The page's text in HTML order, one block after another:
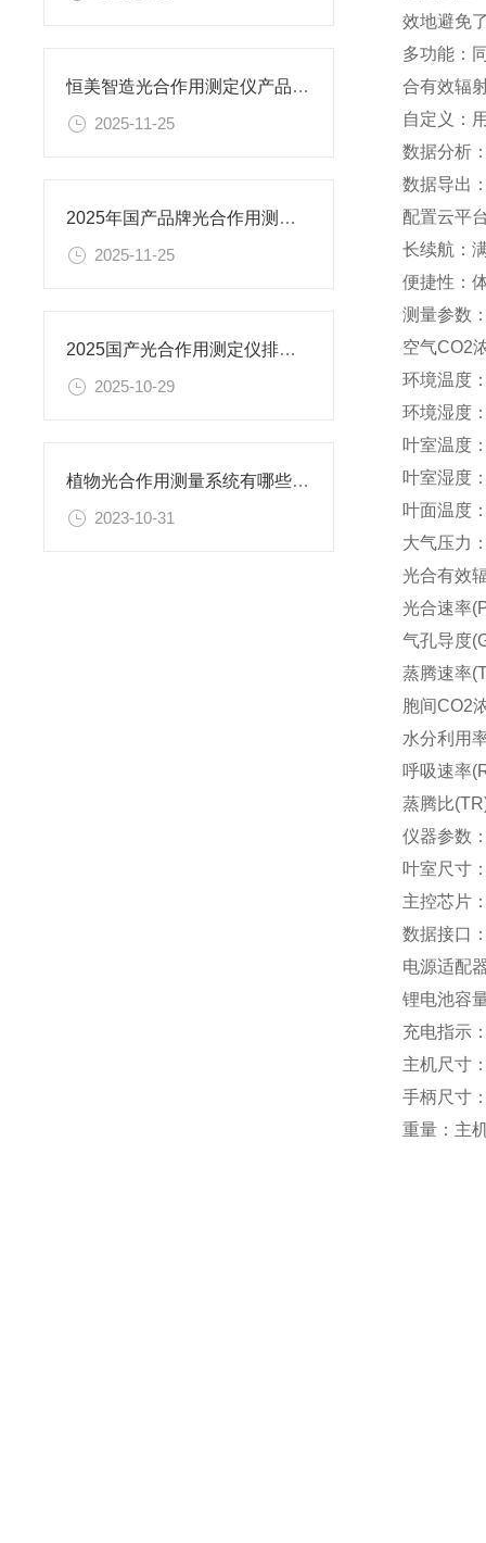
恒美智造光合作用测定仪产品知识图谱报告书
2025-11-25
2025年国产品牌光合作用测定仪排名出炉
2025-11-25
2025国产光合作用测定仪排名出炉 恒美智造便携设计支持单人流动测试
2025-10-29
植物光合作用测量系统有哪些作用【新品】
2023-10-31
效地避免
多功能：
合有效辐
自定义：
数据分析
数据导出
配置云平
长续航：
便捷性：
测量参数
空气CO2
环境温度
环境湿度
叶室温度
叶室湿度
叶面温度
大气压力
光合有效
光合速率
气孔导度
蒸腾速率
胞间CO2
水分利用
呼吸速率
蒸腾比
仪器参数
叶室尺寸
主控芯片
数据接口
电源适配
锂电池容
充电指示
主机尺寸
手柄尺寸
重量：主